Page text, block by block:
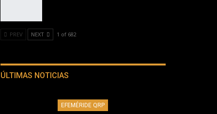
PREV NEXT 1 of 682
ÚLTIMAS NOTICIAS
EFEMÉRIDE QRP